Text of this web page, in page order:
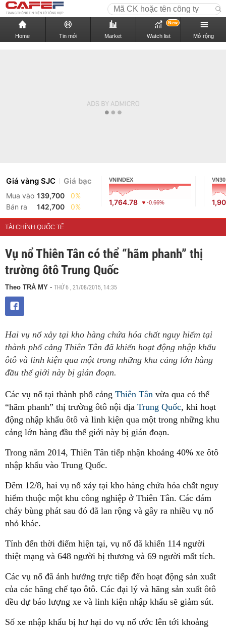
Home Tin mới Market Watch list
New
Mở rộng
Giá vàng SJC Giá bạc
Mua vào 139,700
0%
Bán ra
142,700 0%
VNINDEX
1,764.78 -0.66%
VN30
TÀI CHÍNH QUỐC TẾ
Vụ nổ Thiên Tân có thể “hãm phanh” thị
trường ôtô Trung Quốc
Theo TRÀ MY - THỨ 6 , 21/08/2015, 14:35
Hai vụ nổ xảy tại kho hàng chứa hóa chất nguy hiểm tại
thành phố cảng Thiên Tân đã khiến hoạt động nhập khẩu
ôtô và linh kiện qua một trong những khu cảng lớn hàng
đầu thế giới này bị gián đoạn.
Các vụ nổ tại thành phố cảng Thiên Tân vừa qua có thể
“hãm phanh” thị trường ôtô nội địa Trung Quốc, khi hoạt
động nhập khẩu ôtô và linh kiện qua một trong những khu
cảng lớn hàng đầu thế giới này bị gián đoạn.
Trong năm 2014, Thiên Tân tiếp nhận khoảng 40% xe ôtô
nhập khẩu vào Trung Quốc.
Đêm 12/8, hai vụ nổ xảy tại kho hàng chứa hóa chất nguy
hiểm thuộc một khu công nghiệp ở Thiên Tân. Các đám
cháy bùng phát sau đó đã lan rộng và gây ra nhiều vụ nổ
nhỏ khác.
Tính đến thời điểm hiện tại, vụ nổ đã khiến 114 người
thiệt mạng và 648 người bị thương và 69 người mất tích.
Các vụ nổ đã ảnh hưởng trực tiếp đến hoạt động sản xuất
của các hãng chế tạo ôtô. Các đại lý và hãng sản xuất ôtô
đều dự báo lượng xe và linh kiện nhập khẩu sẽ giảm sút.
Số xe nhập khẩu bị hư hại do vụ nổ ước lên tới khoảng